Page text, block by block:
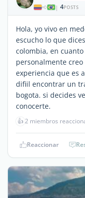
| 4POSTS
Hola, yo vivo en
escucho lo que
colombia, en
personalmente
experiencia que es
difiil encontrar un
bogota. si decides
conocerte.
👍2 miembros
Reaccionar